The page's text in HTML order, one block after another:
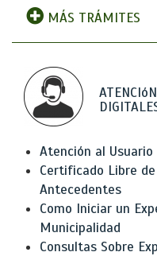
MÁS TRÁMITES
Atención al
Certificado Libre
Antecedentes
Como Iniciar un
Municipalidad
Consultas Sobre